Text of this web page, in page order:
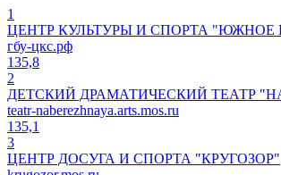
1
ЦЕНТР КУЛЬТУРЫ И СПОРТА
гбу-цкс.рф
135,8
2
ДЕТСКИЙ ДРАМАТИЧЕСКИЙ ТЕАТР
teatr-naberezhnaya.arts.mos.ru
135,1
3
ЦЕНТР ДОСУГА И СПОРТА "КРУГОЗОР"